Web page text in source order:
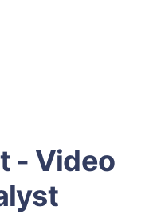
- Video